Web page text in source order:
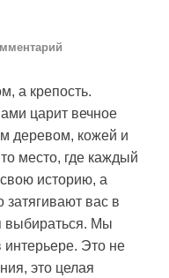
а крепость.
царит вечное
деревом, кожей и
место, где каждый
историю, а
затягивают вас в
выбираться. Мы
интерьере. Это не
это целая